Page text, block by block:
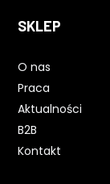
SKLEP
O nas
Praca
Aktualności
B2B
Kontakt